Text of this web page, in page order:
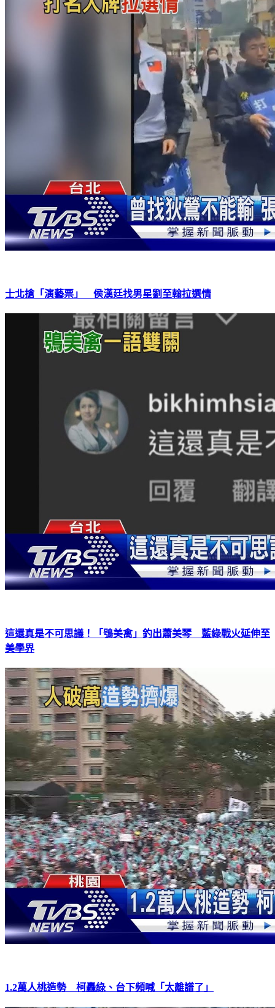
士北搶「演藝票」 侯漢廷找男星劉至翰拉選情
這還真是不可思議！「鴞美禽」釣出蕭美琴 藍綠戰火延伸至
美學界
1.2萬人桃造勢 柯轟綠、台下頻喊「太離譜了」